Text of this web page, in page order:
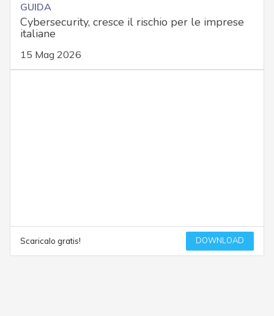
GUIDA
Cybersecurity, cresce il rischio per le imprese
italiane
15 Mag 2026
Scaricalo gratis! DOWNLOAD